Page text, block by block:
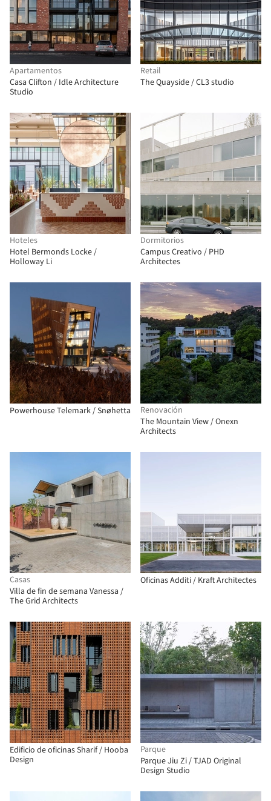
Apartamentos
Casa Clifton / Idle Architecture
Studio
Retail
The Quayside / CL3 studio
Hoteles
Hotel Bermonds Locke /
Holloway Li
Dormitorios
Campus Creativo / PHD
Architectes
Powerhouse Telemark / Snøhetta
Renovación
The Mountain View / Onexn
Architects
Casas
Villa de fin de semana Vanessa /
The Grid Architects
Oficinas Additi / Kraft Architectes
Edificio de oficinas Sharif / Hooba
Design
Parque
Parque Jiu Zi / TJAD Original
Design Studio